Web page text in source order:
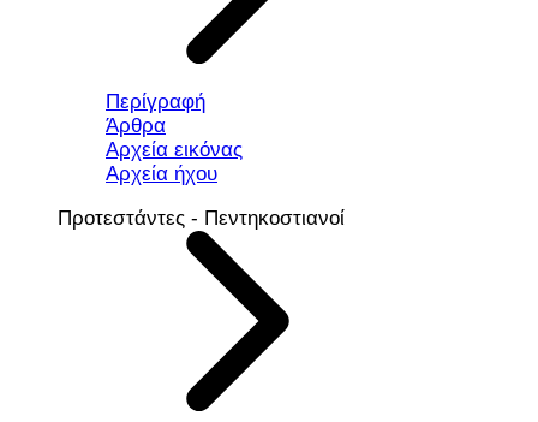
Περίγραφή
Άρθρα
Αρχεία εικόνας
Αρχεία ήχου
Προτεστάντες - Πεντηκοστιανοί